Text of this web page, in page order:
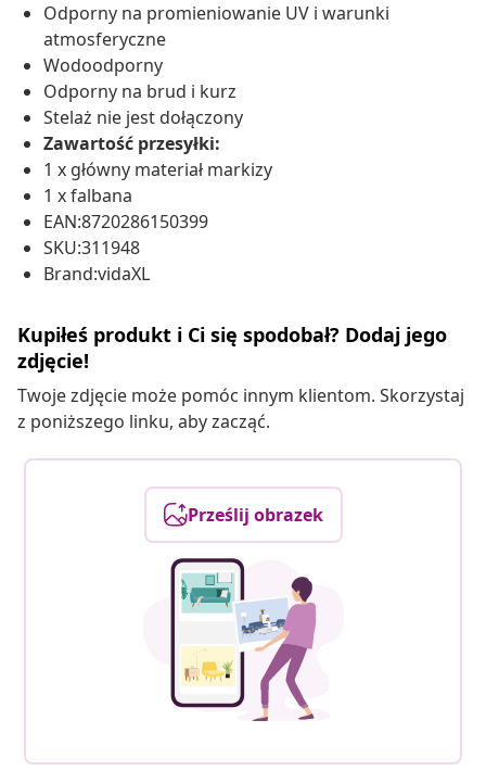
Odporny na promieniowanie UV i warunki
atmosferyczne
Wodoodporny
Odporny na brud i kurz
Stelaż nie jest dołączony
Zawartość przesyłki:
1 x główny materiał markizy
1 x falbana
EAN:8720286150399
SKU:311948
Brand:vidaXL
Kupiłeś produkt i Ci się spodobał? Dodaj jego
zdjęcie!
Twoje zdjęcie może pomóc innym klientom. Skorzystaj
z poniższego linku, aby zacząć.
Prześlij obrazek